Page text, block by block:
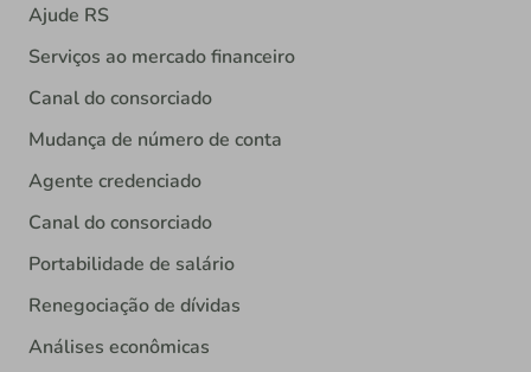
Ajude RS
Serviços ao mercado financeiro
Canal do consorciado
Mudança de número de conta
Agente credenciado
Canal do consorciado
Portabilidade de salário
Renegociação de dívidas
Análises econômicas